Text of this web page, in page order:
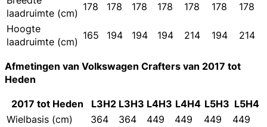
laadruimte (cm) 178 178 178 178 178 178
178
Hoogte
laadruimte (cm) 165 194 194 194 214 194 214
Afmetingen van Volkswagen Crafters van 2017 tot
Heden
2017 tot Heden
L3H2 L3H3 L4H3 L4H4 L5H3 L5H4
Wielbasis (cm)
364 364 449 449 449
449